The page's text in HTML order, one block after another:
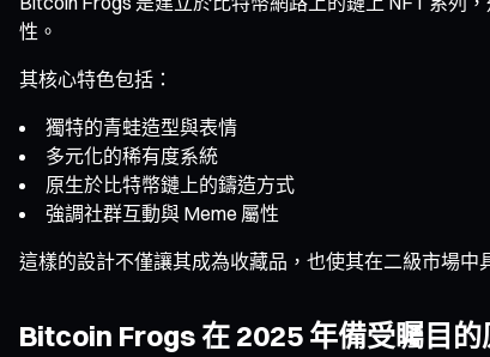
性。
其核心特色包括：
獨特的青蛙造型與表情
多元化的稀有度系統
原生於比特幣鏈上的鑄造方式
強調社群互動與 Meme 屬性
這樣的設計不僅讓其成為收藏品，也使其在二級市場中
Bitcoin Frogs 在 2025 年備受矚目的